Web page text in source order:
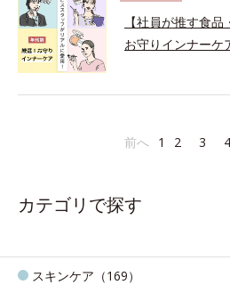
【社員が推す食
お守りインナーケ
前へ 1 2 3 4
カテゴリで探す
スキンケア（169）